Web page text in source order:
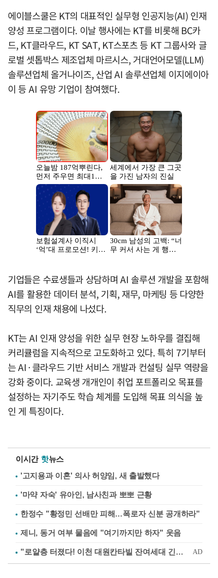
에이블스쿨은 KT의 대표적인 실무형 인공지능(AI) 인재
양성 프로그램이다. 이날 행사에는 KT를 비롯해 BC카
드, KT클라우드, KT SAT, KT스포츠 등 KT 그룹사와 글
로벌 셋톱박스 제조업체 마르시스, 거대언어모델(LLM)
솔루션업체 올거나이즈, 산업 AI 솔루션업체 이지에이아
이 등 AI 유망 기업이 참여했다.
기업들은 수료생들과 상담하며 AI 솔루션 개발을 포함해
AI를 활용한 데이터 분석, 기획, 재무, 마케팅 등 다양한
직무의 인재 채용에 나섰다.
KT는 AI 인재 양성을 위한 실무 현장 노하우를 결집해
커리큘럼을 지속적으로 고도화하고 있다. 특히 7기부터
는 AI·클라우드 기반 서비스 개발과 컨설팅 실무 역량을
강화 중이다. 교육생 개개인이 취업 포트폴리오 목표를
설정하는 자기주도 학습 체계를 도입해 목표 의식을 높
인 게 특징이다.
이시간 핫뉴스
'고지용과 이혼' 의사 허양임, 새 출발했다
'마약 자숙' 유아인, 남사친과 뽀뽀 근황
한정수 "황정민 선배만 피해…폭로자 신분 공개하라"
제니, 동거 여부 물음에 "여기까지만 하자" 웃음